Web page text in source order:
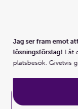
Jag ser fram emot
lösningsförslag! Låt
platsbesök. Givetvis